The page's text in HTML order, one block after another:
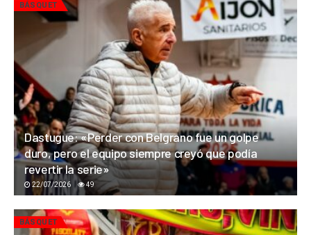
BÁSQUET
Dastugue: «Perder con Belgrano fue un golpe
duro, pero el equipo siempre creyó que podía
revertir la serie»
22/07/2026 49
BÁSQUET